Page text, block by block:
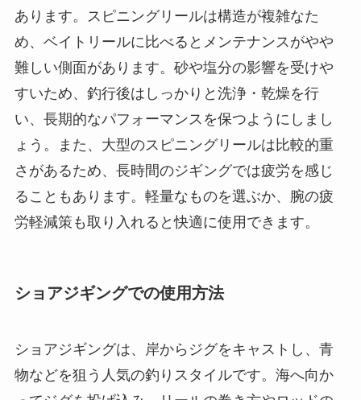
あります。スピニングリールは構造が複雑なた
め、ベイトリールに比べるとメンテナンスがやや
難しい側面があります。砂や塩分の影響を受けや
すいため、釣行後はしっかりと洗浄・乾燥を行
い、長期的なパフォーマンスを保つようにしまし
ょう。また、大型のスピニングリールは比較的重
さがあるため、長時間のジギングでは疲労を感じ
ることもあります。軽量なものを選ぶか、腕の疲
労軽減策も取り入れると快適に使用できます。
ショアジギングでの使用方法
ショアジギングは、岸からジグをキャストし、青
物などを狙う人気の釣りスタイルです。海へ向か